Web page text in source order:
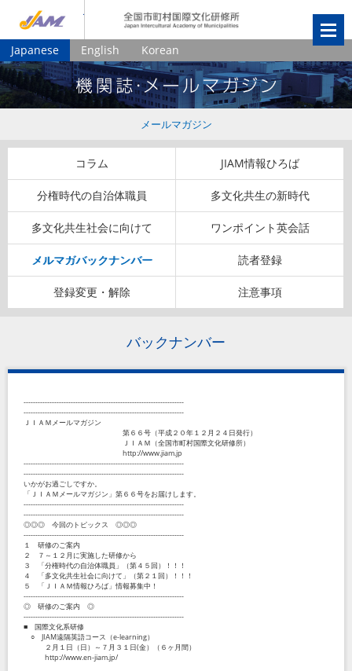
Japanese English Korean
メールマガジン
コラム JIAM情報ひろば
分権時代の自治体職員 多文化共生の新時代
多文化共生社会に向けて ワンポイント英会話
メルマガバックナンバー 読者登録
登録変更・解除 注意事項
バックナンバー
--------------------------------------------------------------------
--------------------------------------------------------------------
ＪＩＡＭメールマガジン
第６６号（平成２０年１２月２４日発行）
ＪＩＡＭ（全国市町村国際文化研修所）
http://www.jiam.jp
--------------------------------------------------------------------
--------------------------------------------------------------------
いかがお過ごしですか。
「ＪＩＡＭメールマガジン」第６６号をお届けします。
--------------------------------------------------------------------
--------------------------------------------------------------------
◎◎◎ 今回のトピックス ◎◎◎
--------------------------------------------------------------------
１ 研修のご案内
２ ７～１２月に実施した研修から
３ 「分権時代の自治体職員」（第４５回）！！！
４ 「多文化共生社会に向けて」（第２１回）！！！
５ 「ＪＩＡＭ情報ひろば」情報募集中！
--------------------------------------------------------------------
◎ 研修のご案内 ◎
--------------------------------------------------------------------
■ 国際文化系研修
○ JIAM遠隔英語コース（e-learning）
２月１日（日）～７月３１日(金）（６ヶ月間）
http://www.en-jiam.jp/